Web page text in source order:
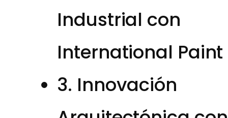
Industrial con
International Paint
3. Innovación